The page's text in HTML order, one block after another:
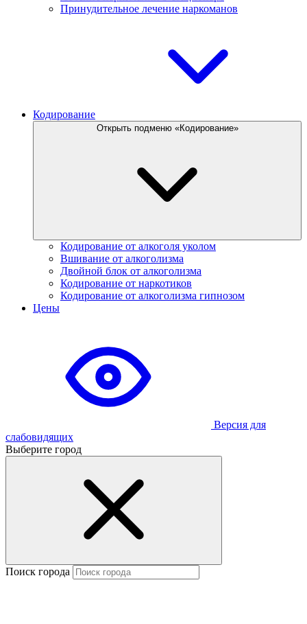
Принудительное лечение наркоманов
Кодирование
Открыть подменю «Кодирование»
Кодирование от алкоголя уколом
Вшивание от алкоголизма
Двойной блок от алкоголизма
Кодирование от наркотиков
Кодирование от алкоголизма гипнозом
Цены
Версия для
слабовидящих
Выберите город
Поиск города